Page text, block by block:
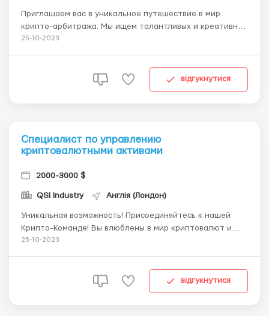
Приглашаем вас в уникальное путешествие в мир
крипто-арбитража. Мы ищем талантливых и креативных
арбитражистов, готовых исследовать рынок
стабильной прибыли. ✔️ Что делает нас особенными: ✅
25-10-2023
відгукнутися
Специалист по управлению
криптовалютными активами
2000-3000 $
QSI Industry Англія (Лондон)
Уникальная возможность! Присоединяйтесь к нашей
Крипто-Команде! Вы влюблены в мир криптовалют и
хотите стать частью этой революции? Мы приглашаем
воплотить свои идеи в жизнь. Мы ищем талантли...
25-10-2023
відгукнутися